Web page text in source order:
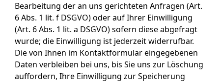
Bearbeitung der an uns gerichteten Anfragen (Art.
6 Abs. 1 lit. f DSGVO) oder auf Ihrer Einwilligung
(Art. 6 Abs. 1 lit. a DSGVO) sofern diese abgefragt
wurde; die Einwilligung ist jederzeit widerrufbar.
Die von Ihnen im Kontaktformular eingegebenen
Daten verbleiben bei uns, bis Sie uns zur Löschung
auffordern, Ihre Einwilligung zur Speicherung